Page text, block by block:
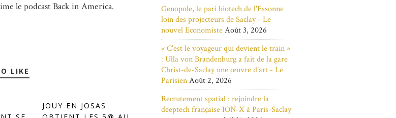
le podcast Back in America.
LIKE
JOUY EN JOSAS
Genopole, le pari biotech de l'Essonne
loin des projecteurs de Saclay - Le
nouvel EconomisteAoût 3, 2026
« C’est le voyageur qui devient le train »
: Ulla von Brandenburg a fait de la gare
Christ-de-Saclay une œuvre d’art - Le
ParisienAoût 2, 2026
Recrutement spatial : rejoindre la
deeptech française ION-X à Paris-Saclay